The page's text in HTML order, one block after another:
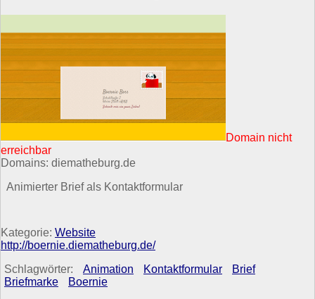
Domain nicht
erreichbar
Domains: diematheburg.de
Animierter Brief als Kontaktformular
Kategorie: Website
http://boernie.diematheburg.de/
Schlagwörter:
Animation Kontaktformular
Brief
Briefmarke
Boernie